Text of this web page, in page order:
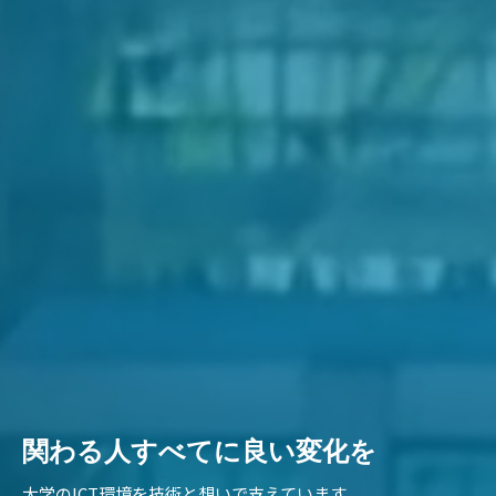
関わる人すべてに良い変化を